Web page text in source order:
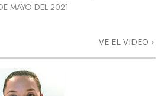
MAYO DEL 2021
VE EL VIDEO